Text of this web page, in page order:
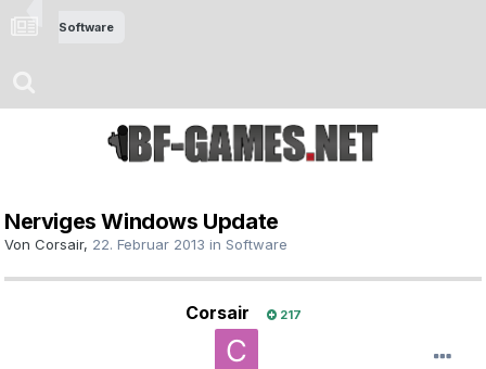
Software
Nerviges Windows Update
Von Corsair, 22. Februar 2013 in Software
Corsair 217